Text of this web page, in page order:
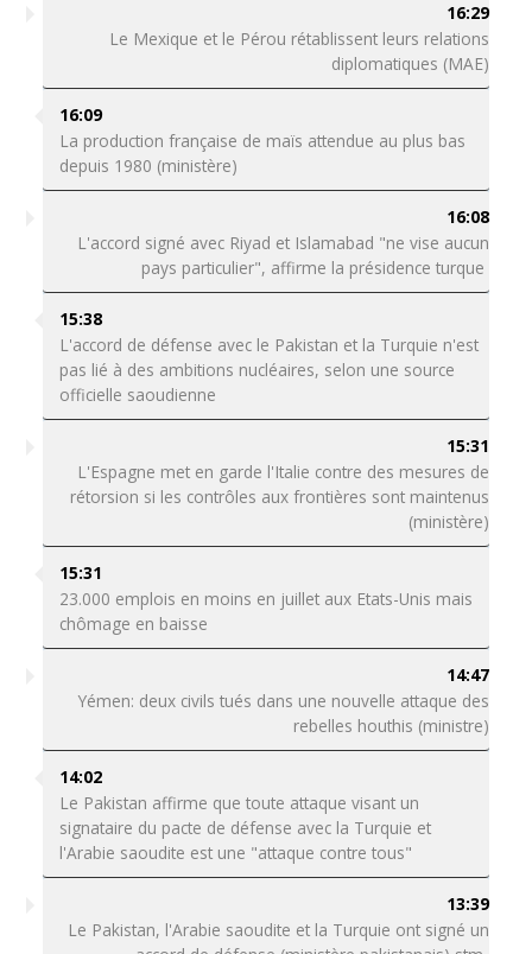
16:29
Le Mexique et le Pérou rétablissent leurs relations
diplomatiques (MAE)
16:09
La production française de maïs attendue au plus bas
depuis 1980 (ministère)
16:08
L'accord signé avec Riyad et Islamabad "ne vise aucun
pays particulier", affirme la présidence turque
15:38
L'accord de défense avec le Pakistan et la Turquie n'est
pas lié à des ambitions nucléaires, selon une source
officielle saoudienne
15:31
L'Espagne met en garde l'Italie contre des mesures de
rétorsion si les contrôles aux frontières sont maintenus
(ministère)
15:31
23.000 emplois en moins en juillet aux Etats-Unis mais
chômage en baisse
14:47
Yémen: deux civils tués dans une nouvelle attaque des
rebelles houthis (ministre)
14:02
Le Pakistan affirme que toute attaque visant un
signataire du pacte de défense avec la Turquie et
l'Arabie saoudite est une "attaque contre tous"
13:39
Le Pakistan, l'Arabie saoudite et la Turquie ont signé un